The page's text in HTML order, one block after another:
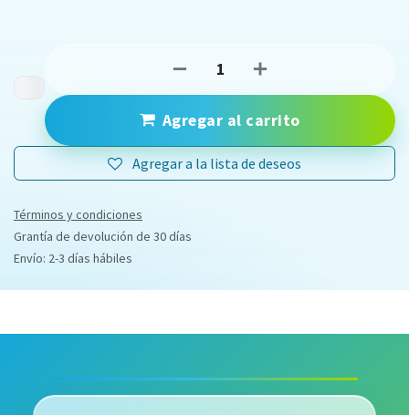
Agregar al carrito
Agregar a la lista de deseos
Términos y condiciones
Grantía de devolución de 30 días
Envío: 2-3 días hábiles